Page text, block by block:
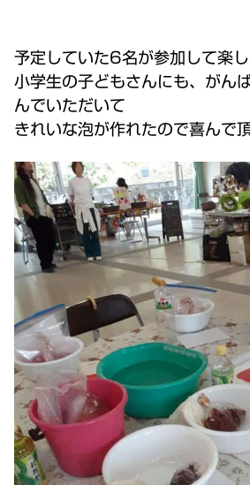
予定していた6名が参加して楽し
小学生の子どもさんにも、がん
んでいただいて
きれいな泡が作れたので喜んで